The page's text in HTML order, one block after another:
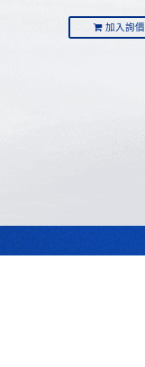
加入詢價